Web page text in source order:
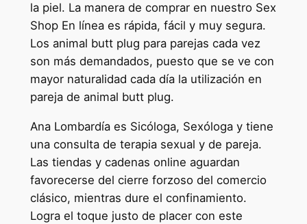
la piel. La manera de comprar en nuestro Sex
Shop En línea es rápida, fácil y muy segura.
Los animal butt plug para parejas cada vez
son más demandados, puesto que se ve con
mayor naturalidad cada día la utilización en
pareja de animal butt plug.
Ana Lombardía es Sicóloga, Sexóloga y tiene
una consulta de terapia sexual y de pareja.
Las tiendas y cadenas online aguardan
favorecerse del cierre forzoso del comercio
clásico, mientras dure el confinamiento.
Logra el toque justo de placer con este